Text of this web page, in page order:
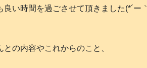
い時間を過ごさせて頂きました(*´ー｀
の内容やこれからのこと、